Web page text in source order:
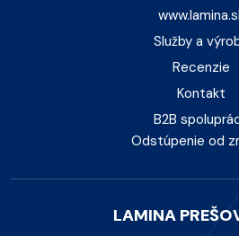
Služby a
Recenzie
Kontakt
B2B
Odstúpenie od
LAMINA